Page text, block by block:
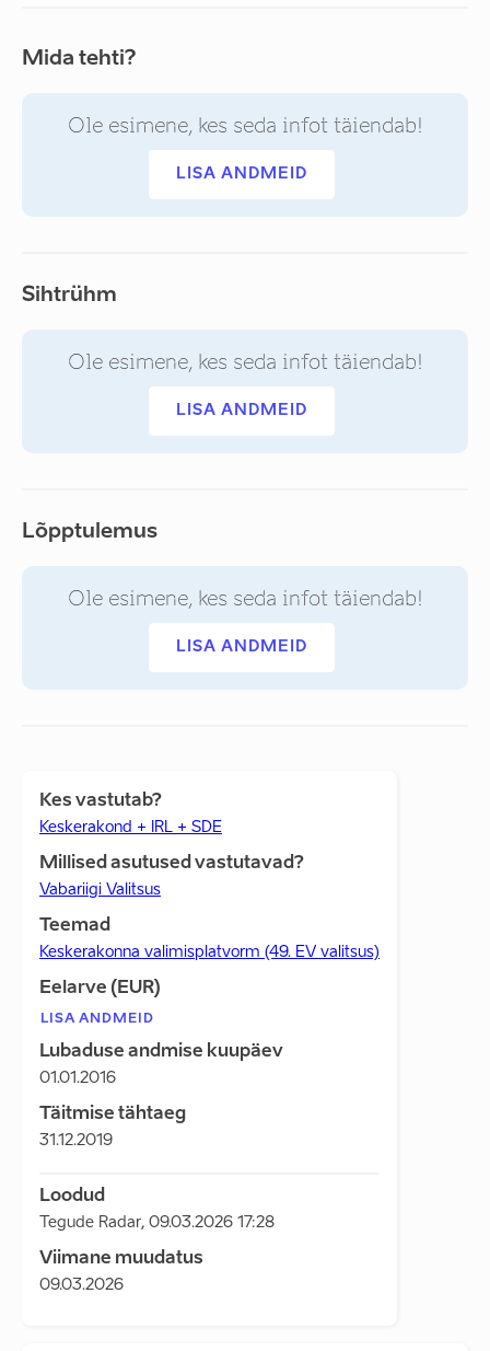
Mida tehti?
Ole esimene, kes seda infot täiendab!
LISA ANDMEID
Sihtrühm
Ole esimene, kes seda infot täiendab!
LISA ANDMEID
Lõpptulemus
Ole esimene, kes seda infot täiendab!
LISA ANDMEID
Kes vastutab?
Keskerakond + IRL + SDE
Millised asutused vastutavad?
Vabariigi Valitsus
Teemad
Keskerakonna valimisplatvorm (49. EV valitsus)
Eelarve (EUR)
LISA ANDMEID
Lubaduse andmise kuupäev
01.01.2016
Täitmise tähtaeg
31.12.2019
Loodud
Tegude Radar, 09.03.2026 17:28
Viimane muudatus
09.03.2026